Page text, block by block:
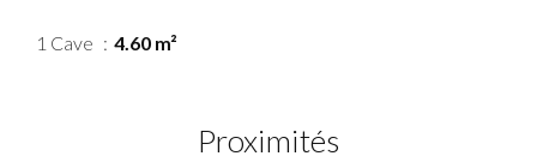
1 Cave 4.60 m²
Proximités